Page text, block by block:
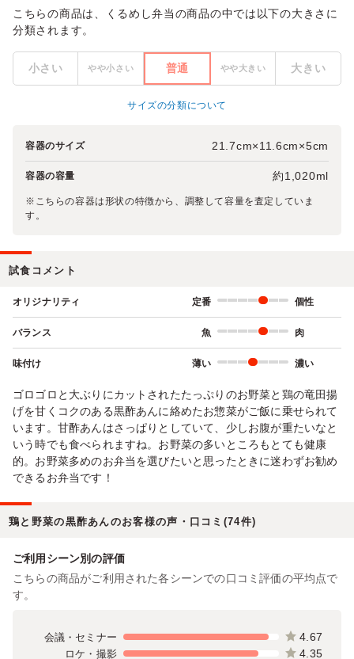
こちらの商品は、くるめし弁当の商品の中では以下の大きさに
分類されます。
小さい やや小さい 普通 やや大きい 大きい
サイズの分類について
容器のサイズ 21.7cm×11.6cm×5cm
容器の容量 約1,020ml
※こちらの容器は形状の特徴から、調整して容量を査定していま
す。
試食コメント
オリジナリティ 定番 個性
バランス 魚 肉
味付け 薄い 濃い
ゴロゴロと大ぶりにカットされたたっぷりのお野菜と鶏の竜田揚
げを甘くコクのある黒酢あんに絡めたお惣菜がご飯に乗せられて
います。甘酢あんはさっぱりとしていて、少しお腹が重たいなと
いう時でも食べられますね。お野菜の多いところもとても健康
的。お野菜多めのお弁当を選びたいと思ったときに迷わずお勧め
できるお弁当です！
鶏と野菜の黒酢あんのお客様の声・口コミ(74件)
ご利用シーン別の評価
こちらの商品がご利用された各シーンでの口コミ評価の平均点で
す。
会議・セミナー 4.67
ロケ・撮影 4.35